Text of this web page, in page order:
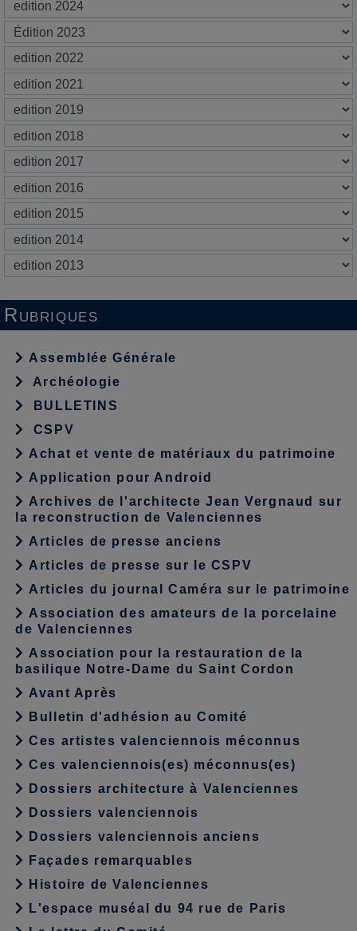
Rubriques
Assemblée Générale
Archéologie
BULLETINS
CSPV
Achat et vente de matériaux du patrimoine
Application pour Android
Archives de l'architecte Jean Vergnaud sur
la reconstruction de Valenciennes
Articles de presse anciens
Articles de presse sur le CSPV
Articles du journal Caméra sur le patrimoine
Association des amateurs de la porcelaine
de Valenciennes
Association pour la restauration de la
basilique Notre-Dame du Saint Cordon
Avant Après
Bulletin d'adhésion au Comité
Ces artistes valenciennois méconnus
Ces valenciennois(es) méconnus(es)
Dossiers architecture à Valenciennes
Dossiers valenciennois
Dossiers valenciennois anciens
Façades remarquables
Histoire de Valenciennes
L'espace muséal du 94 rue de Paris